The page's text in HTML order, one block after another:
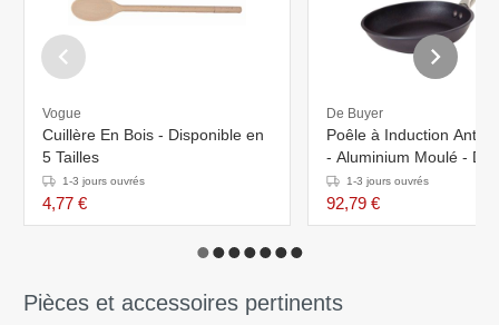
Vogue
Cuillère En Bois - Disponible en
5 Tailles
1-3 jours ouvrés
4,77 €
De Buyer
Poêle à Induction Anti-
- Aluminium Moulé -
en 4 Tailles
1-3 jours ouvrés
92,79 €
Pièces et accessoires pertinents